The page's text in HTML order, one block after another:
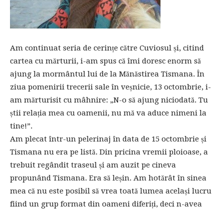
Am continuat seria de cerințe către Cuviosul și, citind
cartea cu mărturii, i-am spus că îmi doresc enorm să
ajung la mormântul lui de la Mănăstirea Tismana. În
ziua pomenirii trecerii sale în veșnicie, 13 octombrie, i-
am mărturisit cu mâhnire: „N-o să ajung niciodată. Tu
știi relația mea cu oamenii, nu mă va aduce nimeni la
tine!”.
Am plecat într-un pelerinaj în data de 15 octombrie și
Tismana nu era pe listă. Din pricina vremii ploioase, a
trebuit regândit traseul și am auzit pe cineva
propunând Tismana. Era să leșin. Am hotărât în sinea
mea că nu este posibil să vrea toată lumea același lucru
fiind un grup format din oameni diferiți, deci n-avea